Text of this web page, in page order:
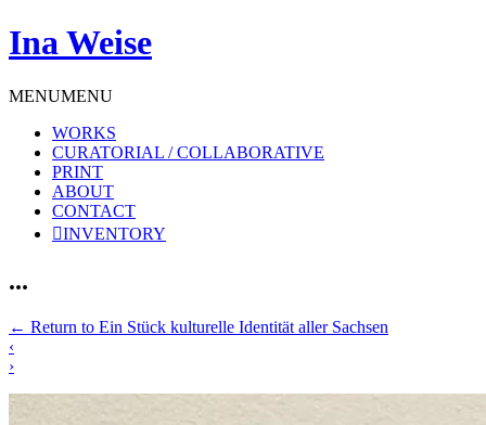
Ina Weise
MENUMENU
WORKS
CURATORIAL / COLLABORATIVE
PRINT
ABOUT
CONTACT
INVENTORY
...
← Return to Ein Stück kulturelle Identität aller Sachsen
‹
›